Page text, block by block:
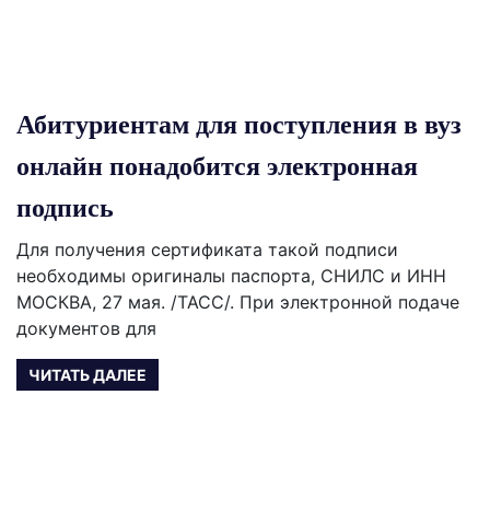
Абитуриентам для поступления в вуз
онлайн понадобится электронная
подпись
Для получения сертификата такой подписи
необходимы оригиналы паспорта, СНИЛС и ИНН
МОСКВА, 27 мая. /ТАСС/. При электронной подаче
документов для
ЧИТАТЬ ДАЛЕЕ